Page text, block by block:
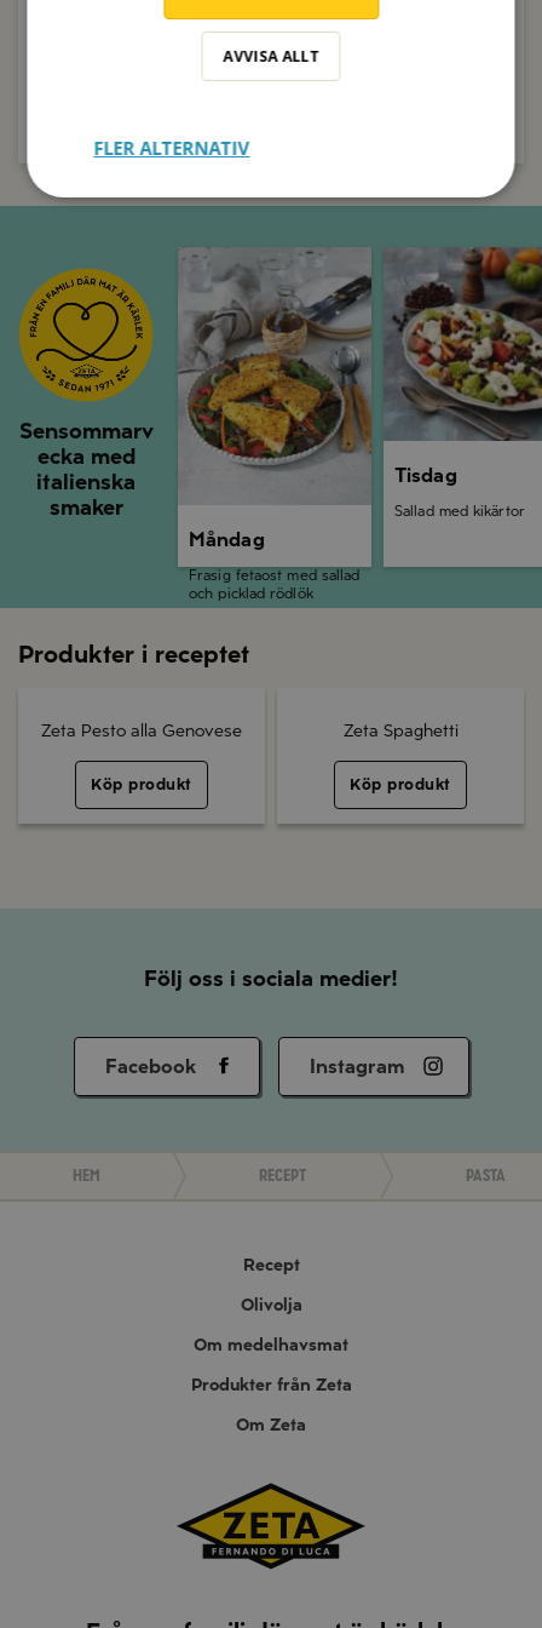
Nästa recept
Nästa recept
45min
Nästa recept
Sensommarv
ecka med
italienska
smaker
Måndag
Måndag
Frasig fetaost med sallad
och picklad rödlök
Tisdag
Sallad med kikärtor
Produkter i receptet
Zeta Pesto alla Genovese
Köp produkt
Zeta Spaghetti
Köp produkt
Följ oss i sociala medier!
Facebook Instagram
Hem Recept Pasta
Recept
Olivolja
Om medelhavsmat
Produkter från Zeta
Om Zeta
AVVISA ALLT
FLER ALTERNATIV